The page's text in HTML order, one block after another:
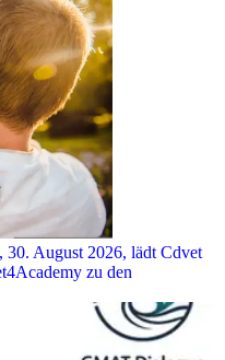
30. August 2026, lädt Cdvet
zu den